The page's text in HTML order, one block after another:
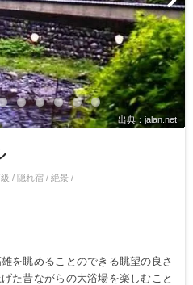
出典：jalan.net
級 / 隠れ宿 / 絶景 /
を眺めることのできる眺望の良さ
た昔ながらの大浴場を楽しむこと